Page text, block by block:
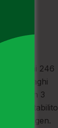
ai 246
sui laghi
87, con 3
stabilito